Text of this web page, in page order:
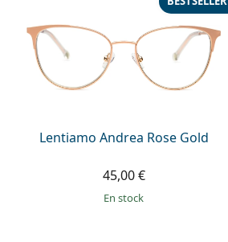
Prada
Toutes les marques
Lentiamo Andrea Rose Gold
45,00 €
en stock